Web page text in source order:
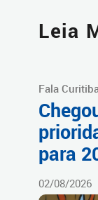
Leia
Fala
para
02/08/2026